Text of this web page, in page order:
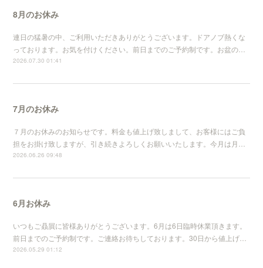
8月のお休み
連日の猛暑の中、ご利用いただきありがとうございます。ドアノブ熱くな
っております。お気を付けください。前日までのご予約制です。お盆の…
2026.07.30 01:41
7月のお休み
７月のお休みのお知らせです。料金も値上げ致しまして、お客様にはご負
担をお掛け致しますが、引き続きよろしくお願いいたします。今月は月…
2026.06.26 09:48
6月お休み
いつもご贔屓に皆様ありがとうございます。6月は6日臨時休業頂きます。
前日までのご予約制です。ご連絡お待ちしております。30日から値上げ…
2026.05.29 01:12